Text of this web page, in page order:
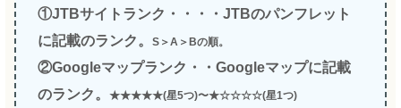
①JTBサイトランク・・・・JTBのパンフレット
に記載のランク。
S＞A＞Bの順。
②Googleマップランク・・Googleマップに記載
のランク。
★★★★★(星5つ)〜★☆☆☆☆(星1つ)